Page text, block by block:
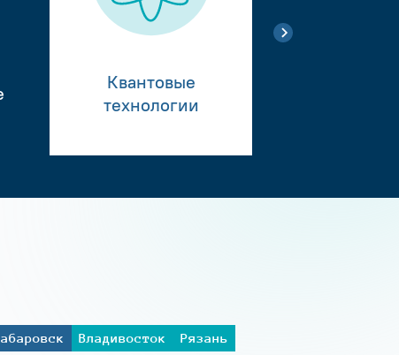
Квантовые
технологии
Владивосток
Рязань